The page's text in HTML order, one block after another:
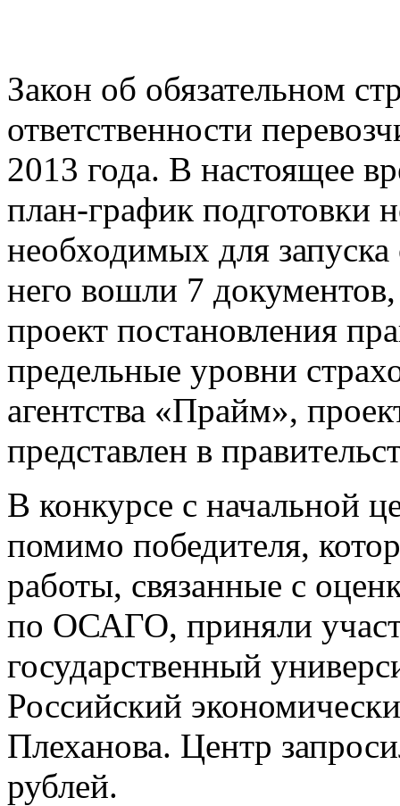
Закон об обязательном
ответственности
2013 года. В настоящее
план-график подготовки
необходимых для запуска
него вошли 7
проект постановления
предельные уровни
агентства «Прайм»,
представлен в
В конкурсе с начальной
помимо победителя,
работы, связанные с
по ОСАГО, приняли
государственный
Российский
Плеханова. Центр
рублей.